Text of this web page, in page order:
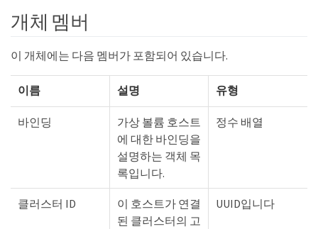
개체 멤버
이 개체에는 다음 멤버가 포함되어 있습니다.
이름 설명 유형
바인딩
가상 볼륨 호스트
에 대한 바인딩을
설명하는 객체 목
록입니다.
정수 배열
클러스터 ID
이 호스트가 연결
된 클러스터의 고
UUID입니다